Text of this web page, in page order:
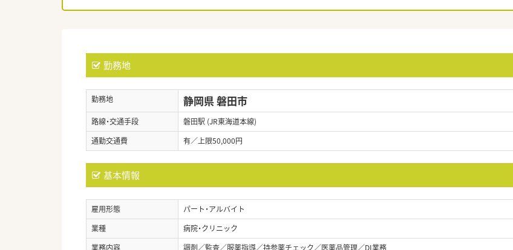
勤務地
勤務地 静岡県 磐田市
路線・交通手段
磐田駅 (JR東海道本線)
通勤交通費
有／上限50,000円
基本情報
雇用形態
パート・アルバイト
業種
病院・クリニック
業務内容
調剤／監査／服薬指導／持参薬チェック／医薬品管理／DI業務